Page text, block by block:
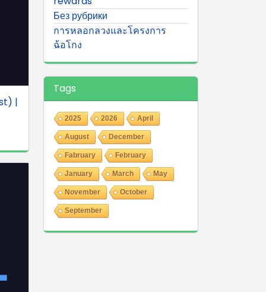
|
Без рубрики
การหลอกลวงและโครงการ
ฉ้อโกง
Tags
2025 2026 April
August December
Fabruary February
January March May
November October
September